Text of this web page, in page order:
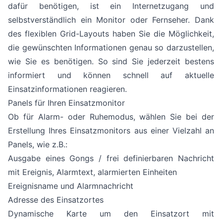
dafür benötigen, ist ein Internetzugang und
selbstverständlich ein Monitor oder Fernseher. Dank
des flexiblen Grid-Layouts haben Sie die Möglichkeit,
die gewünschten Informationen genau so darzustellen,
wie Sie es benötigen. So sind Sie jederzeit bestens
informiert und können schnell auf aktuelle
Einsatzinformationen reagieren.
Panels für Ihren Einsatzmonitor
Ob für Alarm- oder Ruhemodus, wählen Sie bei der
Erstellung Ihres Einsatzmonitors aus einer Vielzahl an
Panels, wie z.B.:
Ausgabe eines Gongs / frei definierbaren Nachricht
mit Ereignis, Alarmtext, alarmierten Einheiten
Ereignisname und Alarmnachricht
Adresse des Einsatzortes
Dynamische Karte um den Einsatzort mit